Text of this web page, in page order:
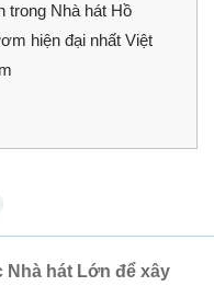
trong Nhà hát Hồ
hiện đại nhất Việt
hát Lớn để xây